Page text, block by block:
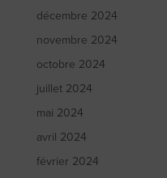
décembre 2024
novembre 2024
octobre 2024
juillet 2024
mai 2024
avril 2024
février 2024